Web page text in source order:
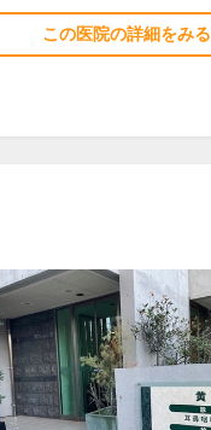
この医院の詳細をみる